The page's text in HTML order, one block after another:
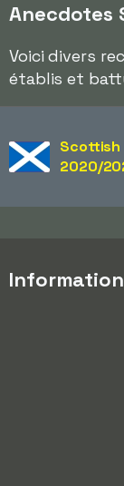
Anecdotes
Voici divers
établis et
Scottish
2020/